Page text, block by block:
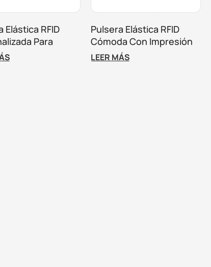
Elástica RFID
Para
Y Control De
Pulsera Elástica RFID
Cómoda Con Impresión
Personalizada Para
LEER MÁS